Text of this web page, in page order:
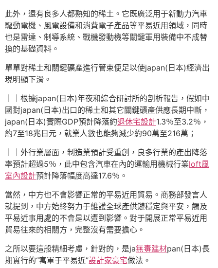
此外，還有良多人都熟知的稀土。它既廣泛用于新動力汽車
驅動電機、風電設備和消費電子產品等平易近用領域，同時
也是雷達、制導系統、戰機發動機等關鍵軍用裝備中不成替
換的基礎資料。
單單對稀土和關鍵礦產進行管束便足以使japan(日本)經濟出
現明顯下滑。
｜｜根據japan(日本)年夜和綜合研討所的剖析報告，假如中
國對japan(日本)出口的稀土和其它關鍵礦產供應長期中斷，
japan(日本)實際GDP預計降落約退休宅設計1.3％至3.2％，
約7至18兆日元，就業人數也能夠減少約90萬至216萬；
｜｜外行業層面，制造業預計受重創，良多行業的產出降落
率預計超過5％，此中包含汽車在內的運輸用機械行業loft風
室內設計預計降落幅度高達17.6％。
當然，中方也不會影響正常的平易近用貿易。商務部發言人
就提到，中方始終努力于維護全球產供鏈穩定與平安，觸及
平易近事用處的不會是以遭到影響。對于開展正常平易近用
貿易往來的相關方，完整沒有需要擔心。
之所以要這般精細考慮，針對的，是ja無毒建材pan(日本)長
期實行的“寓軍于平易近”設計家豪宅做法。